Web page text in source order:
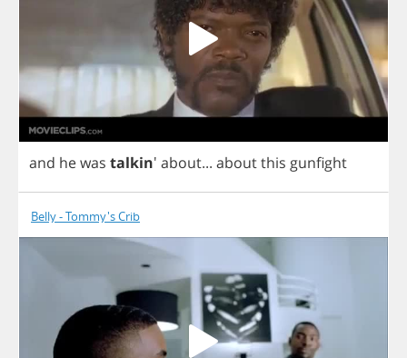
and hewas talkin' about... aboutthis gunfight
Belly - Tommy's Crib